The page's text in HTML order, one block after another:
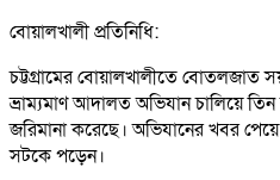
বোয়ালখালী প্রতিনিধি:
চট্টগ্রামের বোয়ালখালীতে বোতলজাত
ভ্রাম্যমাণ আদালত অভিযান চালিয়ে
জরিমানা করেছে। অভিযানের খবর
সটকে পড়েন।